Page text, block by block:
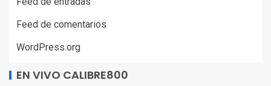
Feed de comentarios
WordPress.org
EN VIVO CALIBRE800